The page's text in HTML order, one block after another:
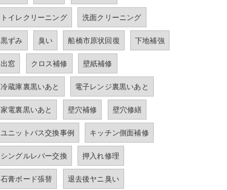
トイレクリーニング 洗面クリーニング
黒ずみ 臭い 船橋市原状回復 下地補強
出窓 クロス補修 壁紙補修
冷蔵庫裏黒いあと 電子レンジ裏黒いあと
家電裏黒いあと 壁穴補修 壁穴修繕
ユニットバス交換事例 キッチン側面補修
シングルレバー交換 押入れ修理
石膏ボード張替 退去後ヤニ臭い